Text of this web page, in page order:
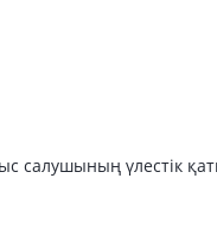
салушының үлестік